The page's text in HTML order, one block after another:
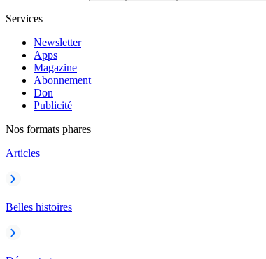
Services
Newsletter
Apps
Magazine
Abonnement
Don
Publicité
Nos formats phares
Articles
Belles histoires